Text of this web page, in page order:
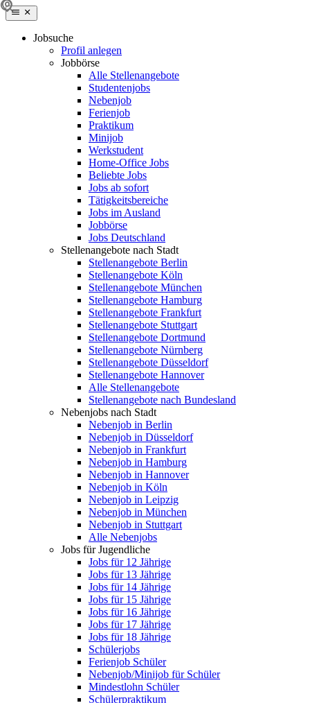
Jobsuche
Profil anlegen
Jobbörse
Alle Stellenangebote
Studentenjobs
Nebenjob
Ferienjob
Praktikum
Minijob
Werkstudent
Home-Office Jobs
Beliebte Jobs
Jobs ab sofort
Tätigkeitsbereiche
Jobs im Ausland
Jobbörse
Jobs Deutschland
Stellenangebote nach Stadt
Stellenangebote Berlin
Stellenangebote Köln
Stellenangebote München
Stellenangebote Hamburg
Stellenangebote Frankfurt
Stellenangebote Stuttgart
Stellenangebote Dortmund
Stellenangebote Nürnberg
Stellenangebote Düsseldorf
Stellenangebote Hannover
Alle Stellenangebote
Stellenangebote nach Bundesland
Nebenjobs nach Stadt
Nebenjob in Berlin
Nebenjob in Düsseldorf
Nebenjob in Frankfurt
Nebenjob in Hamburg
Nebenjob in Hannover
Nebenjob in Köln
Nebenjob in Leipzig
Nebenjob in München
Nebenjob in Stuttgart
Alle Nebenjobs
Jobs für Jugendliche
Jobs für 12 Jährige
Jobs für 13 Jährige
Jobs für 14 Jährige
Jobs für 15 Jährige
Jobs für 16 Jährige
Jobs für 17 Jährige
Jobs für 18 Jährige
Schülerjobs
Ferienjob Schüler
Nebenjob/Minijob für Schüler
Mindestlohn Schüler
Schülerpraktikum